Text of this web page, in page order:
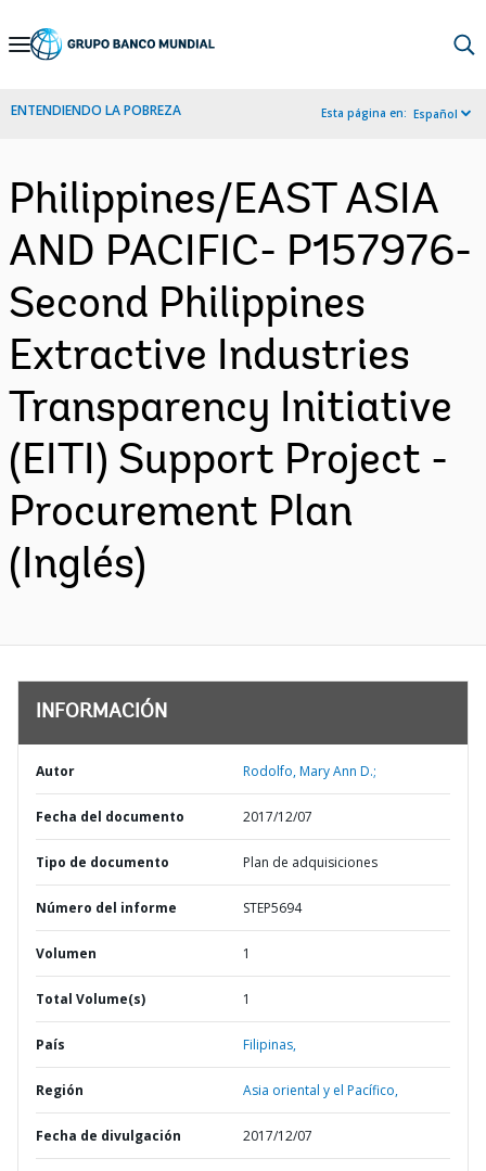
Skip
Navigation
ENTENDIENDO LA POBREZA Esta página en: Español
Philippines/EAST ASIA
AND PACIFIC- P157976-
Second Philippines
Extractive Industries
Transparency Initiative
(EITI) Support Project -
Procurement Plan
(Inglés)
INFORMACIÓN
Autor Rodolfo, Mary Ann D.;
Fecha del documento 2017/12/07
Tipo de documento Plan de adquisiciones
Número del informe STEP5694
Volumen 1
Total Volume(s) 1
País Filipinas,
Región Asia oriental y el Pacífico,
Fecha de divulgación 2017/12/07